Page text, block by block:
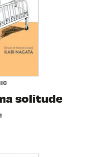
solitude